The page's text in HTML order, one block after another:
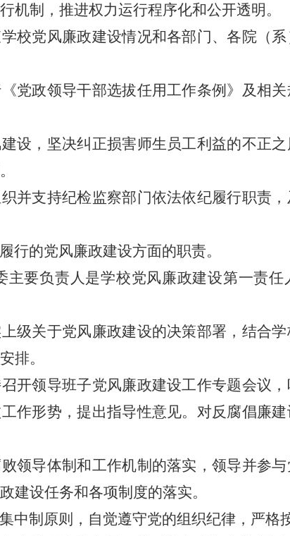
机制，推进权力运行程序化和公开透明。
校党风廉政建设情况和各部门、各院（
党政领导干部选拔任用工作条例》及相
设，坚决纠正损害师生员工利益的不正
并支持纪检监察部门依法依纪履行职责
行的党风廉政建设方面的职责。
主要负责人是学校党风廉政建设第一责
级关于党风廉政建设的决策部署，结合
排。
开领导班子党风廉政建设工作专题会议
作形势，提出指导性意见。对反腐倡廉
领导体制和工作机制的落实，领导并参
建设任务和各项制度的落实。
中制原则，自觉遵守党的组织纪律，严格